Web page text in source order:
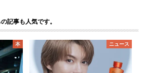
記事も人気です。
本 ニュース